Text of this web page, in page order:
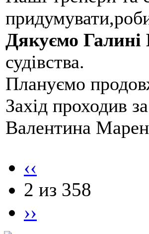
Дякуємо Галині
судівства.
Плануємо
Захід проходив
Валентина
‹‹
2 из 358
››